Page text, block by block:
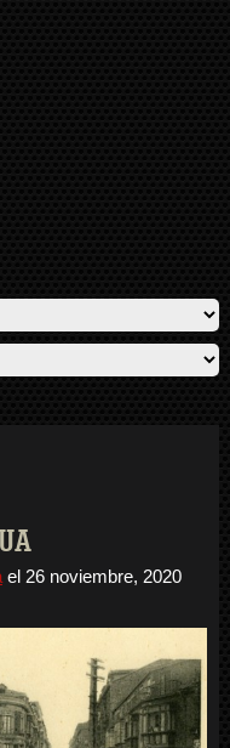
el 26 noviembre, 2020